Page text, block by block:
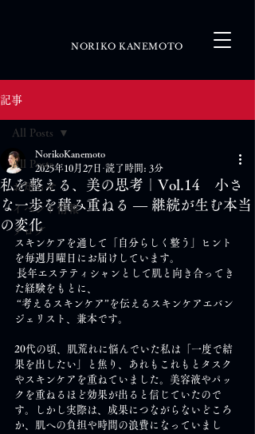
NORIKO KANEMOTO
記事
All Posts
お知らせ
イベント情報
ブログ
All Posts
私を整える、美の思考｜Vol.14 小さ
な一歩を積み重ねる ― 継続が生む本当
の変化
NorikoKanemoto
2025年10月27日 読了時間: 3分
スキンケアを通して「自分らしく整う」ヒント
を毎週月曜日にお届けしています。
長年エステティシャンとして肌と向き合ってき
た経験をもとに、
“考えるスキンケア”を伝えるスキンケアエバン
ジェリスト、兼本です。
20代の頃、肌荒れに悩んでいた私は「一度で結
果を出したい」と焦り、あれもこれもとタスク
やスキンケアを重ねていました。美容液やパッ
クを重ねるほど効果が出ると信じていたので
す。しかし実際は、成果につながらないどころ
か、肌への負担や時間の浪費になっていまし